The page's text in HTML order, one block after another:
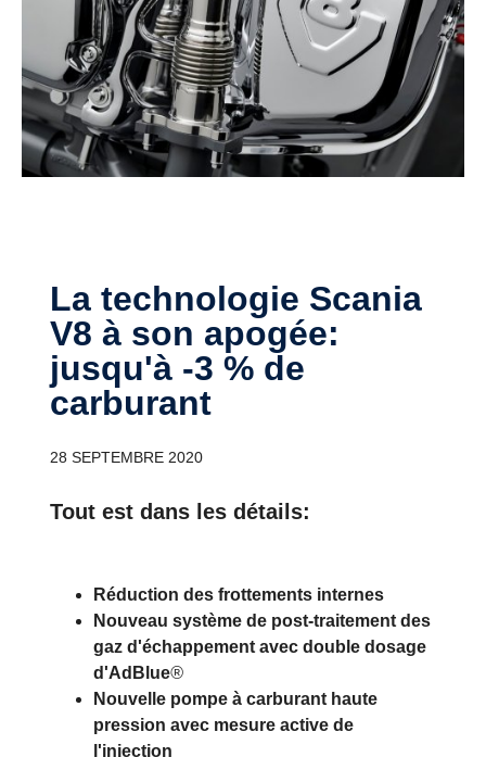
La technologie Scania
V8 à son apogée:
jusqu'à -3 % de
carburant
28 SEPTEMBRE 2020
Tout est dans les détails:
Réduction des frottements internes
Nouveau système de post-traitement des
gaz d'échappement avec double dosage
d'AdBlue®
Nouvelle pompe à carburant haute
pression avec mesure active de
l'injection